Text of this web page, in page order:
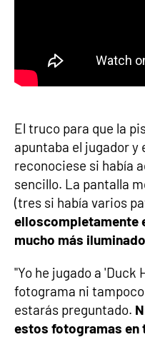
El truco para que la
apuntaba el jugador
reconociese si había
sencillo. La pantalla
(tres si había varios
elloscompletamente
mucho más
"Yo he jugado a 'Duck
fotograma ni
estarás preguntado.
estos fotogramas en